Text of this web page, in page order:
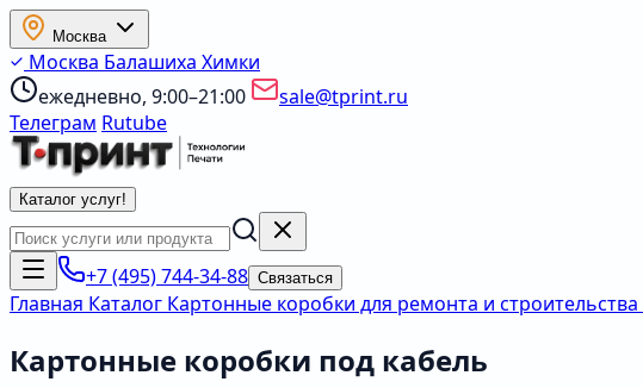
Москва
Москва Балашиха Химки
ежедневно, 9:00–21:00
sale@tprint.ru
Телеграм Rutube
Каталог услуг!
+7 (495) 744-34-88 Связаться
Главная Каталог Картонные коробки для ремонта и строительства
Картонные коробки под кабель